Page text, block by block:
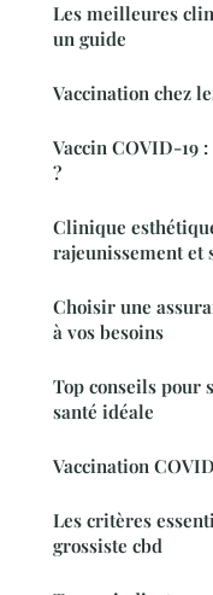
Les meilleures
un guide
Vaccination chez
Vaccin COVID-19
?
Clinique
rajeunissement et
Choisir une
à vos besoins
Top conseils pour
santé idéale
Vaccination
Les critères
grossiste cbd